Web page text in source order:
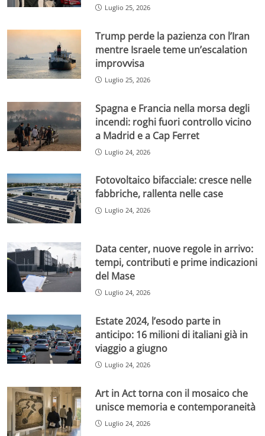
Luglio 25, 2026
Trump perde la pazienza con l’Iran
mentre Israele teme un’escalation
improvvisa
Luglio 25, 2026
Spagna e Francia nella morsa degli
incendi: roghi fuori controllo vicino
a Madrid e a Cap Ferret
Luglio 24, 2026
Fotovoltaico bifacciale: cresce nelle
fabbriche, rallenta nelle case
Luglio 24, 2026
Data center, nuove regole in arrivo:
tempi, contributi e prime indicazioni
del Mase
Luglio 24, 2026
Estate 2024, l’esodo parte in
anticipo: 16 milioni di italiani già in
viaggio a giugno
Luglio 24, 2026
Art in Act torna con il mosaico che
unisce memoria e contemporaneità
Luglio 24, 2026